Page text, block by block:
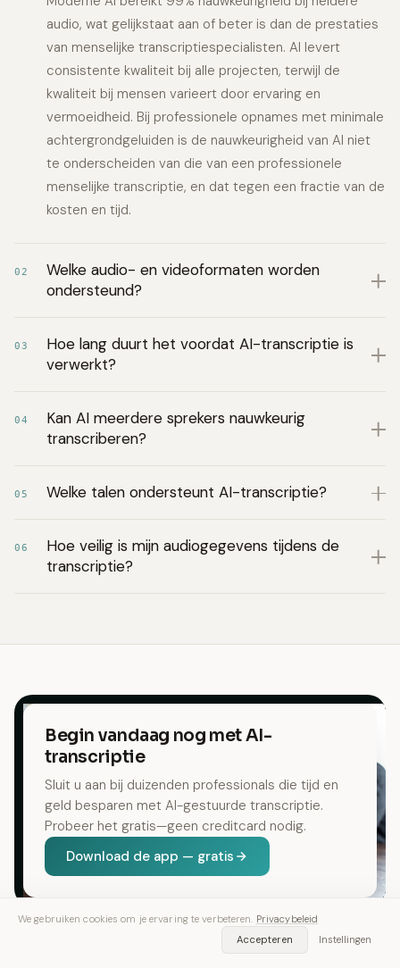
audio, wat gelijkstaat aan of beter is dan de prestaties
van menselijke transcriptiespecialisten. AI levert
consistente kwaliteit bij alle projecten, terwijl de
kwaliteit bij mensen varieert door ervaring en
vermoeidheid. Bij professionele opnames met minimale
achtergrondgeluiden is de nauwkeurigheid van AI niet
te onderscheiden van die van een professionele
menselijke transcriptie, en dat tegen een fractie van de
kosten en tijd.
02
Welke audio- en videoformaten worden
ondersteund?
03
Hoe lang duurt het voordat AI-transcriptie is
verwerkt?
04
Kan AI meerdere sprekers nauwkeurig
transcriberen?
05 Welke talen ondersteunt AI-transcriptie?
06
Hoe veilig is mijn audiogegevens tijdens de
transcriptie?
Begin vandaag nog met AI-
transcriptie
Sluit u aan bij duizenden professionals die tijd en
geld besparen met AI-gestuurde transcriptie.
Probeer het gratis—geen creditcard nodig.
Download de app — gratis
Begin met 30 gratis minuten. Geen creditcard nodig.
We gebruiken cookies om je ervaring te verbeteren. Privacybeleid
Accepteren
Instellingen